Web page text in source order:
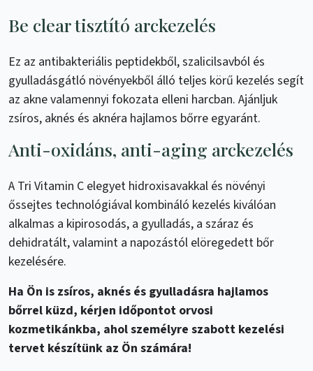
Be clear tisztító arckezelés
Ez az antibakteriális peptidekből, szalicilsavból és
gyulladásgátló növényekből álló teljes körű kezelés segít
az akne valamennyi fokozata elleni harcban. Ajánljuk
zsíros, aknés és aknéra hajlamos bőrre egyaránt.
Anti-oxidáns, anti-aging arckezelés
A Tri Vitamin C elegyet hidroxisavakkal és növényi
őssejtes technológiával kombináló kezelés kiválóan
alkalmas a kipirosodás, a gyulladás, a száraz és
dehidratált, valamint a napozástól elöregedett bőr
kezelésére.
Ha Ön is zsíros, aknés és gyulladásra hajlamos
bőrrel küzd, kérjen időpontot orvosi
kozmetikánkba, ahol személyre szabott kezelési
tervet készítünk az Ön számára!